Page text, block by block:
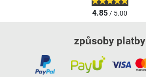
4.85/ 5.00
způsoby platby